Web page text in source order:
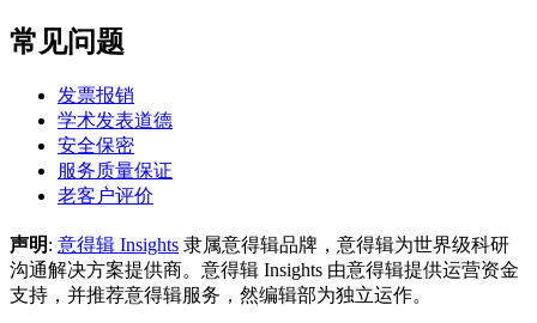
常见问题
发票报销
学术发表道德
安全保密
服务质量保证
老客户评价
声明: 意得辑 Insights 隶属意得辑品牌，意得辑为世界级科研
沟通解决方案提供商。意得辑 Insights 由意得辑提供运营资金
支持，并推荐意得辑服务，然编辑部为独立运作。